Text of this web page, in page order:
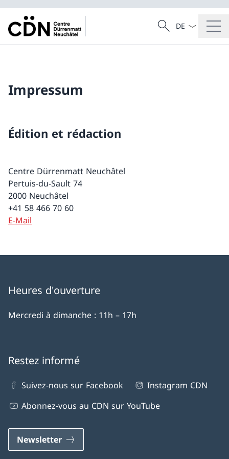
Recherche
Recherche
La langue
Impressum
Édition et rédaction
Centre Dürrenmatt Neuchâtel
Pertuis-du-Sault 74
2000 Neuchâtel
+41 58 466 70 60
E-Mail
Heures d'ouverture
Mercredi à dimanche : 11h – 17h
Restez informé
Suivez-nous sur Facebook
Instagram CDN
Abonnez-vous au CDN sur YouTube
Newsletter